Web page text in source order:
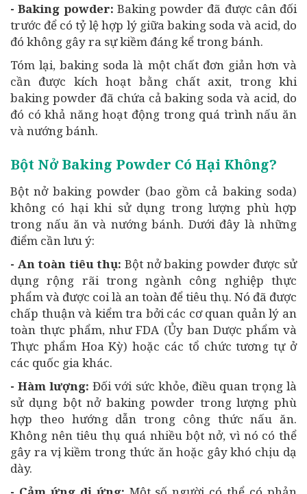
- Baking powder: Baking powder đã được cân đối
trước để có tỷ lệ hợp lý giữa baking soda và acid, do
đó không gây ra sự kiềm đáng kể trong bánh.
Tóm lại, baking soda là một chất đơn giản hơn và
cần được kích hoạt bằng chất axit, trong khi
baking powder đã chứa cả baking soda và acid, do
đó có khả năng hoạt động trong quá trình nấu ăn
và nướng bánh.
Bột Nở Baking Powder Có Hại Không?
Bột nở baking powder (bao gồm cả baking soda)
không có hại khi sử dụng trong lượng phù hợp
trong nấu ăn và nướng bánh. Dưới đây là những
điểm cần lưu ý:
- An toàn tiêu thụ: Bột nở baking powder được sử
dụng rộng rãi trong ngành công nghiệp thực
phẩm và được coi là an toàn để tiêu thụ. Nó đã được
chấp thuận và kiểm tra bởi các cơ quan quản lý an
toàn thực phẩm, như FDA (Ủy ban Dược phẩm và
Thực phẩm Hoa Kỳ) hoặc các tổ chức tương tự ở
các quốc gia khác.
- Hàm lượng: Đối với sức khỏe, điều quan trọng là
sử dụng bột nở baking powder trong lượng phù
hợp theo hướng dẫn trong công thức nấu ăn.
Không nên tiêu thụ quá nhiều bột nở, vì nó có thể
gây ra vị kiềm trong thức ăn hoặc gây khó chịu dạ
dày.